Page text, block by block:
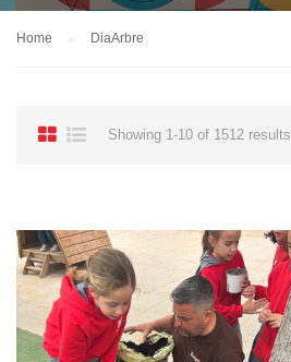
Home DiaArbre
Showing 1-10 of 1512 results